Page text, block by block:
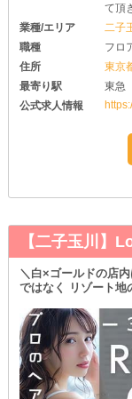
て頂
業種/エリア
二子
職種
フロ
住所
東京
最寄り駅
東急
公式求人情報
【二子玉川】
＼白×ゴールドの店
ではなく リゾート地